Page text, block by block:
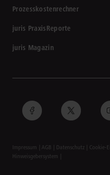
Prozesskostenrechner
juris PraxisReporte
juris Magazin
Impressum AGB Datenschutz
Cookie-
Hinweisgebersystem